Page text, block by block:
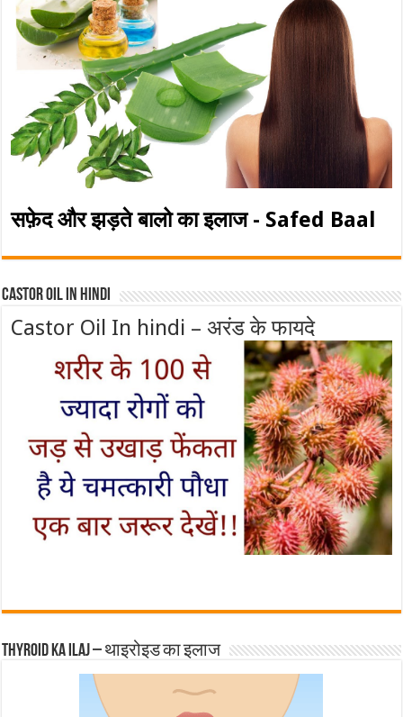
सफ़ेद और झड़ते बालो का इलाज - Safed Baal
Castor Oil In Hindi
Castor Oil In hindi – अरंड के फायदे
Thyroid ka ilaj – थाइरोइड का इलाज